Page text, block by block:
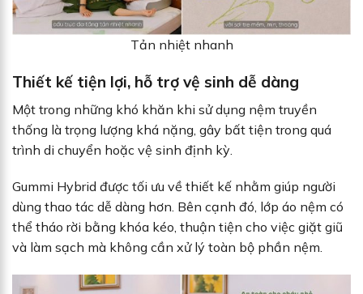
Tản nhiệt nhanh
Thiết kế tiện lợi, hỗ trợ vệ sinh dễ dàng
Một trong những khó khăn khi sử dụng nệm truyền
thống là trọng lượng khá nặng, gây bất tiện trong quá
trình di chuyển hoặc vệ sinh định kỳ.
Gummi Hybrid được tối ưu về thiết kế nhằm giúp người
dùng thao tác dễ dàng hơn. Bên cạnh đó, lớp áo nệm có
thể tháo rời bằng khóa kéo, thuận tiện cho việc giặt giũ
và làm sạch mà không cần xử lý toàn bộ phần nệm.